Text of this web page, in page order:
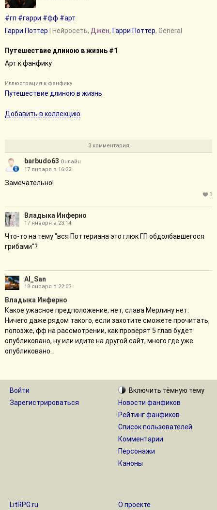
#гп #гарри #фф #арт
Гарри Поттер | Нейросеть, Джен, Гарри Поттер, General
Путешествие длиною в жизнь #1
Арт к фанфику
Иллюстрация к фанфику
Путешествие длиною в жизнь
Добавить в коллекцию
3 комментария
barbudo63 Онлайн
17 января в 16:22
Замечательно!
1
Владыка Инферно
17 января в 23:14
Что-то на тему "вся Поттериана это глюк ГП обдолбавшегося
грибами"?
Al_San
18 января в 22:03
Владыка Инферно
Какое ужасное предположение, нет, слава Мерлину нет.
Ничего даже рядом такого, если захотите сможете прочитать,
попозже, фф на рассмотрении, как проверят 5 глав будет
опубликовано, ну или идите на другой сайт, много где уже
опубликовано.
Войти
Зарегистрироваться
Включить тёмную тему
Новости фанфиков
Рейтинг фанфиков
Список пользователей
Комментарии
Персонажи
Каноны
LitRPG.ru О проекте